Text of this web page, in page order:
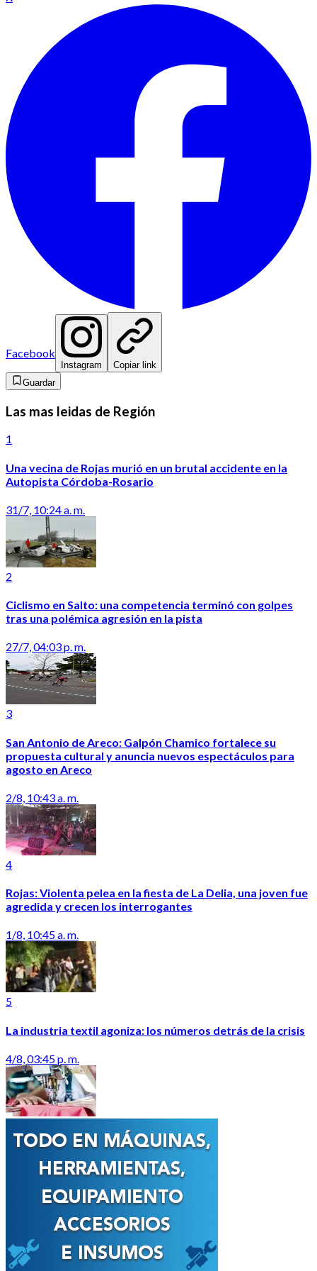
Facebook
Instagram
Copiar link
Guardar
Las mas leidas de Región
1
Una vecina de Rojas murió en un brutal accidente en la
Autopista Córdoba-Rosario
31/7, 10:24 a. m.
2
Ciclismo en Salto: una competencia terminó con golpes
tras una polémica agresión en la pista
27/7, 04:03 p. m.
3
San Antonio de Areco: Galpón Chamico fortalece su
propuesta cultural y anuncia nuevos espectáculos para
agosto en Areco
2/8, 10:43 a. m.
4
Rojas: Violenta pelea en la fiesta de La Delia, una joven fue
agredida y crecen los interrogantes
1/8, 10:45 a. m.
5
La industria textil agoniza: los números detrás de la crisis
4/8, 03:45 p. m.